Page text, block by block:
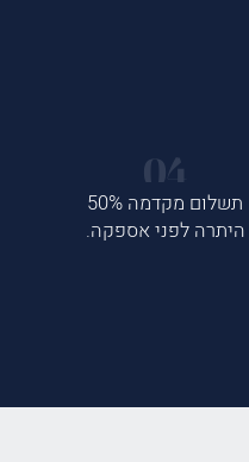
תשלום מקדמה 50%
היתרה לפני אספקה.